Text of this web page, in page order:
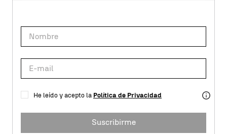
He leído y acepto la Política de Privacidad
Suscribirme